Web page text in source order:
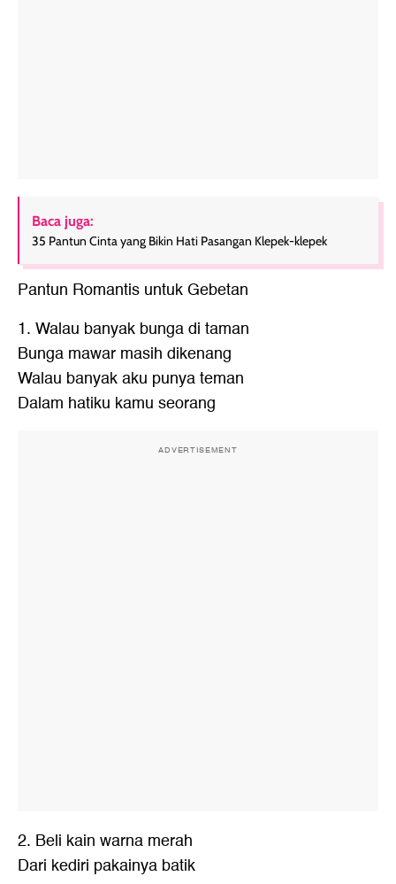
Baca juga:
35 Pantun Cinta yang Bikin Hati Pasangan Klepek-klepek
Pantun Romantis untuk Gebetan
1. Walau banyak bunga di taman
Bunga mawar masih dikenang
Walau banyak aku punya teman
Dalam hatiku kamu seorang
ADVERTISEMENT
2. Beli kain warna merah
Dari kediri pakainya batik